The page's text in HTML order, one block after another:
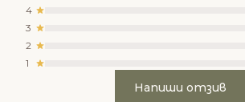
4
3
2
1
Напиши отзив